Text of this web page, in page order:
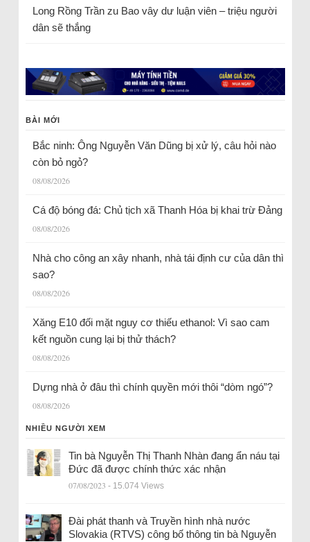
Long Rồng Trầnzu Bao vây dư luận viên – triệu người
dân sẽ thắng
BÀI MỚI
Bắc ninh: Ông Nguyễn Văn Dũng bị xử lý, câu hỏi nào
còn bỏ ngỏ?
08/08/2026
Cá độ bóng đá: Chủ tịch xã Thanh Hóa bị khai trừ Đảng
08/08/2026
Nhà cho công an xây nhanh, nhà tái định cư của dân thì
sao?
08/08/2026
Xăng E10 đối mặt nguy cơ thiếu ethanol: Vì sao cam
kết nguồn cung lại bị thử thách?
08/08/2026
Dựng nhà ở đâu thì chính quyền mới thôi “dòm ngó”?
08/08/2026
NHIỀU NGƯỜI XEM
Tin bà Nguyễn Thị Thanh Nhàn đang ẩn náu tại
Đức đã được chính thức xác nhận
07/08/2023 - 15.074 Views
Đài phát thanh và Truyền hình nhà nước
Slovakia (RTVS) công bố thông tin bà Nguyễn